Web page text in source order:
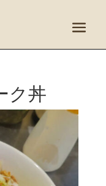
ク丼